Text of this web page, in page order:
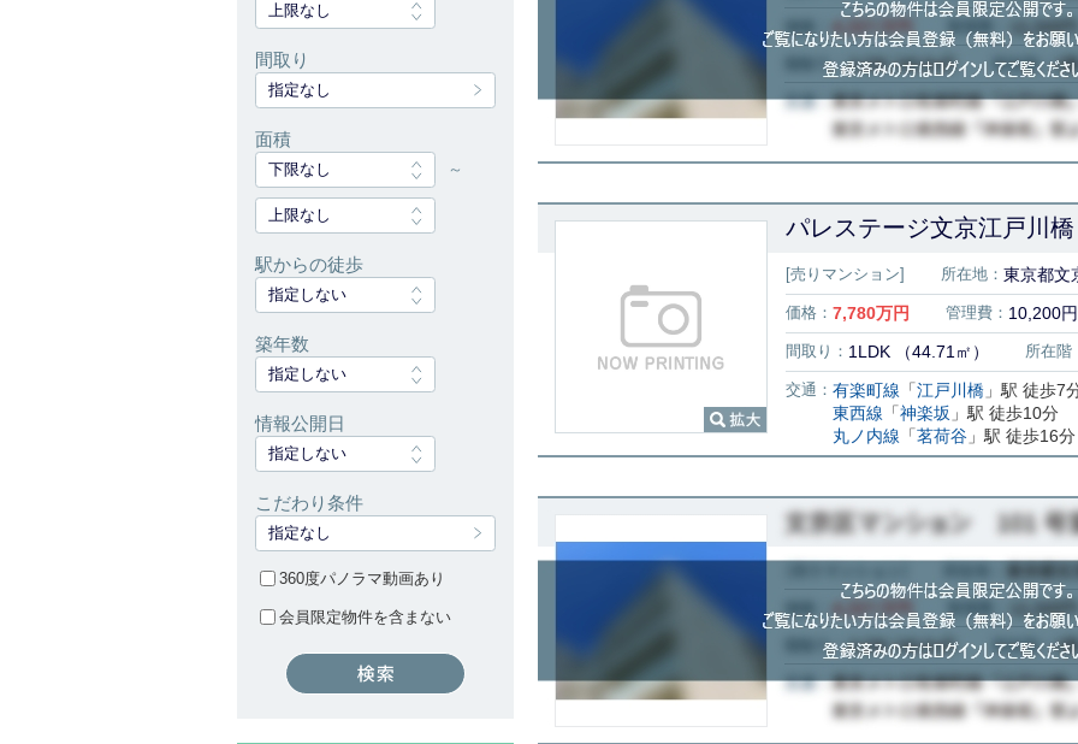
パレステージ文京江戸川
[売りマンション] 所在地： 東京都文
価格： 7,780万円 管理費： 10,200円
間取り： 1LDK （44.71㎡） 所在階
交通： 有楽町線 「江戸川橋 」駅 徒歩7
東西線 「神楽坂 」駅 徒歩10分
丸ノ内線 「茗荷谷 」駅 徒歩16分
上限なし
間取り
指定なし
面積
下限なし ～
上限なし
駅からの徒歩
指定しない
築年数
指定しない
情報公開日
指定しない
こだわり条件
指定なし
360度パノラマ動画あり
会員限定物件を含まない